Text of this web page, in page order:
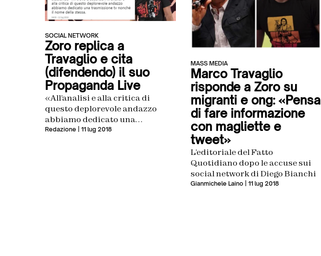
Contatti
SOCIAL NETWORK
Zoro replica a
Travaglio e cita
(difendendo) il suo
Propaganda Live
«All’analisi e alla critica di
questo deplorevole andazzo
abbiamo dedicato una
trasmissione tv nonché il nome
Redazione | 11 lug 2018
MASS MEDIA
Marco Travaglio
risponde a Zoro su
migranti e ong: «Pensa
di fare informazione
con magliette e
tweet»
L’editoriale del Fatto
Quotidiano dopo le accuse sui
social network di Diego Bianchi
Gianmichele Laino| 11 lug 2018